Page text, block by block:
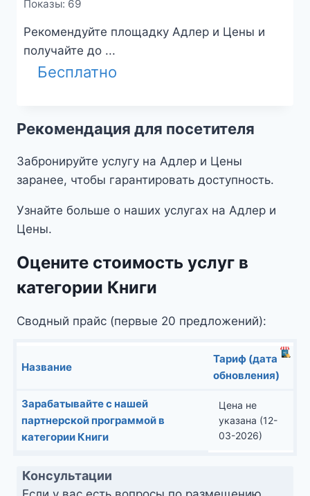
Показы: 69
Рекомендуйте площадку Адлер и Цены и
получайте до ...
Бесплатно
Рекомендация для посетителя
Забронируйте услугу на Адлер и Цены
заранее, чтобы гарантировать доступность.
Узнайте больше о наших услугах на Адлер и
Цены.
Оцените стоимость услуг в
категории Книги
Сводный прайс (первые 20 предложений):
Название
Тариф (дата
обновления)
Зарабатывайте с нашей
партнерской программой в
категории Книги
Цена не
указана (12-
03-2026)
Консультации